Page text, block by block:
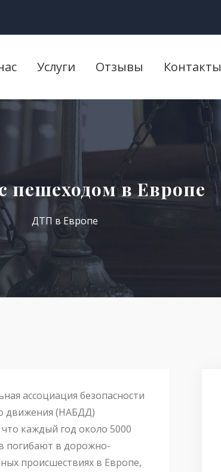
Услуги Отзывы Контакты
пешеходом в Европе
ДТП в Европе
ассоциация безопасности
движения (НАБДД)
каждый год около 5000
погибают в дорожно-
происшествиях в Европе,